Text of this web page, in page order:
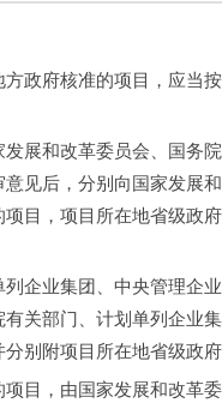
府核准的项目，应当
和改革委员会、国务
见后，分别向国家发展
目，项目所在地省级政
业集团、中央管理企
关部门、计划单列企业
别附项目所在地省级政
，由国家发展和改革委